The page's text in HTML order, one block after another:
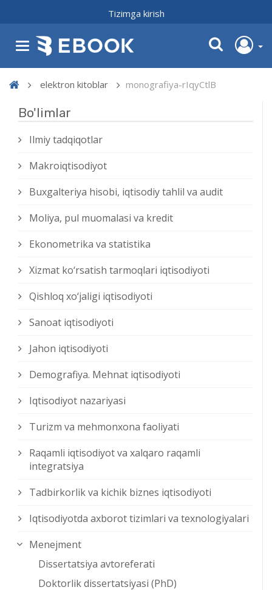
Tizimga kirish
elektron kitoblar monografiya-rIqyCtlB
Bo'limlar
Ilmiy tadqiqotlar
Makroiqtisodiyot
Buxgalteriya hisobi, iqtisodiy tahlil va audit
Moliya, pul muomalasi va kredit
Ekonometrika va statistika
Xizmat kо‘rsatish tarmoqlari iqtisodiyoti
Qishloq xо‘jaligi iqtisodiyoti
Sanoat iqtisodiyoti
Jahon iqtisodiyoti
Demografiya. Mehnat iqtisodiyoti
Iqtisodiyot nazariyasi
Turizm va mehmonxona faoliyati
Raqamli iqtisodiyot va xalqaro raqamli
integratsiya
Tadbirkorlik va kichik biznes iqtisodiyoti
Iqtisodiyotda axborot tizimlari va texnologiyalari
Menejment
Dissertatsiya avtoreferati
Doktorlik dissertatsiyasi (PhD)